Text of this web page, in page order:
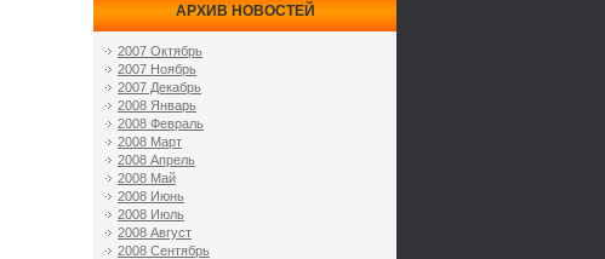
АРХИВ НОВОСТЕЙ
2007 Октябрь
2007 Ноябрь
2007 Декабрь
2008 Январь
2008 Февраль
2008 Март
2008 Апрель
2008 Май
2008 Июнь
2008 Июль
2008 Август
2008 Сентябрь